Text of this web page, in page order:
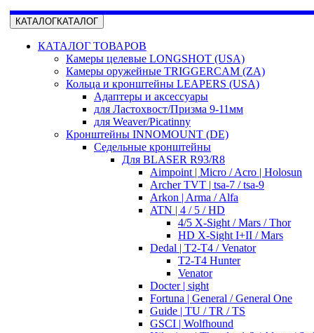
КАТАЛОГКАТАЛОГ
КАТАЛОГ ТОВАРОВ
Камеры целевые LONGSHOT (USA)
Камеры оружейные TRIGGERCAM (ZA)
Кольца и кронштейны LEAPERS (USA)
Адаптеры и аксессуары
для Ластохвост/Призма 9-11мм
для Weaver/Picatinny
Кронштейны INNOMOUNT (DE)
Седельные кронштейны
Для BLASER R93/R8
Aimpoint | Micro / Acro | Holosun
Archer TVT | tsa-7 / tsa-9
Arkon | Arma / Alfa
ATN | 4 / 5 / HD
4/5 X-Sight / Mars / Thor
HD X-Sight I+II / Mars
Dedal | T2-T4 / Venator
T2-T4 Hunter
Venator
Docter | sight
Fortuna | General / General One
Guide | TU / TR / TS
GSCI | Wolfhound